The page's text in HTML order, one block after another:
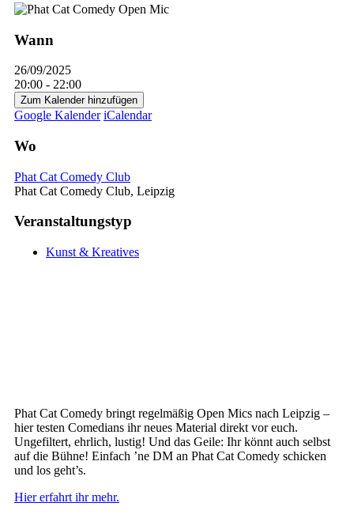
Wann
26/09/2025
20:00 - 22:00
Zum Kalender hinzufügen
Google Kalender iCalendar
Wo
Phat Cat Comedy Club
Phat Cat Comedy Club, Leipzig
Veranstaltungstyp
Kunst & Kreatives
Phat Cat Comedy bringt regelmäßig Open Mics nach Leipzig –
hier testen Comedians ihr neues Material direkt vor euch.
Ungefiltert, ehrlich, lustig! Und das Geile: Ihr könnt auch selbst
auf die Bühne! Einfach ’ne DM an Phat Cat Comedy schicken
und los geht’s.
Hier erfahrt ihr mehr.